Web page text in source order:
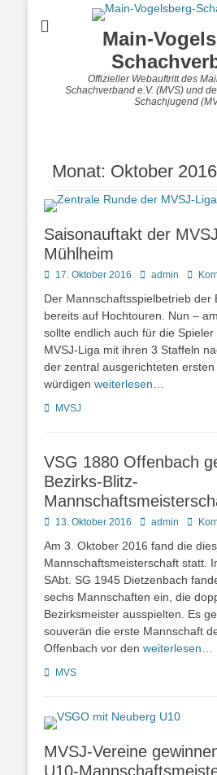
Main-
Offizieller Webauftritt des
Schachverband e.V. (MVS) und
Schachjugend
Monat: Oktober 2016
Saisonauftakt der
Mühlheim
Posted
17. Oktober 2016 Autoradmin
Der Mannschaftsspielbetrieb der
bereits auf Hochtouren. Nun –
sollte endlich auch für die
MVSJ-Liga mit ihren 3 Staffeln
der zentral ausgerichteten
würdigen weiterlesen…
Kategorien
MVSJ
VSG 1880 Offenbach
Bezirks-Blitz-
Posted
13. Oktober 2016 Autoradmin
Am 3. Oktober 2016 fand die
Mannschaftsmeisterschaft statt.
SAbt. SG 1945 Dietzenbach
sechs Mannschaften ein, die
Bezirksmeister ausspielten. Es
souverän die erste Mannschaft
Offenbach vor den weiterlesen…
Kategorien
MVS
MVSJ-Vereine
U10-